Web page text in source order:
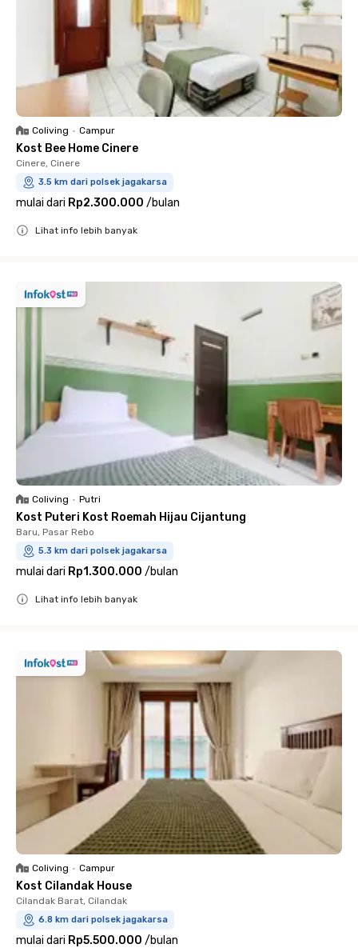
Coliving • Campur
Kost Bee Home Cinere
Cinere, Cinere
3.5 km dari polsek jagakarsa
mulai dari Rp2.300.000 /bulan
Lihat info lebih banyak
Coliving • Putri
Kost Puteri Kost Roemah Hijau Cijantung
Baru, Pasar Rebo
5.3 km dari polsek jagakarsa
mulai dari Rp1.300.000 /bulan
Lihat info lebih banyak
Coliving • Campur
Kost Cilandak House
Cilandak Barat, Cilandak
6.8 km dari polsek jagakarsa
mulai dari Rp5.500.000 /bulan